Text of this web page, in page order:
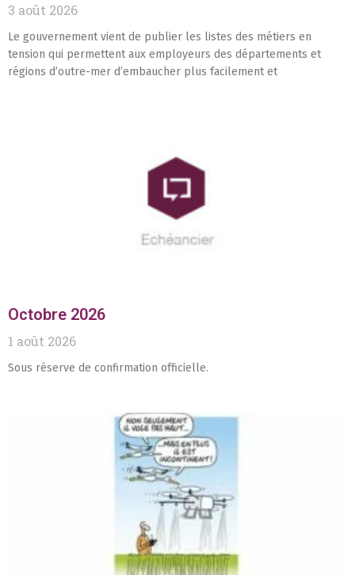
3 août 2026
Le gouvernement vient de publier les listes des métiers en
tension qui permettent aux employeurs des départements et
régions d’outre-mer d’embaucher plus facilement et
Octobre 2026
1 août 2026
Sous réserve de confirmation officielle.